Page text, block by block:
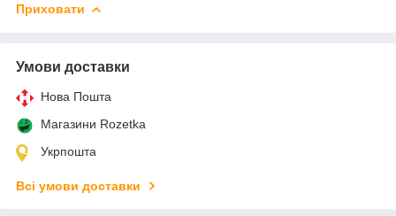
Приховати
Умови доставки
Нова Пошта
Магазини Rozetka
Укрпошта
Всі умови доставки